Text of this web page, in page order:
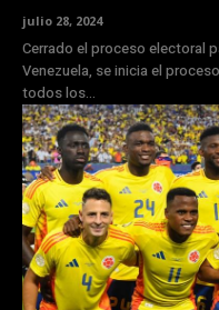
julio 28, 2024
Cerrado el proceso electoral
Venezuela, se inicia el
todos los...